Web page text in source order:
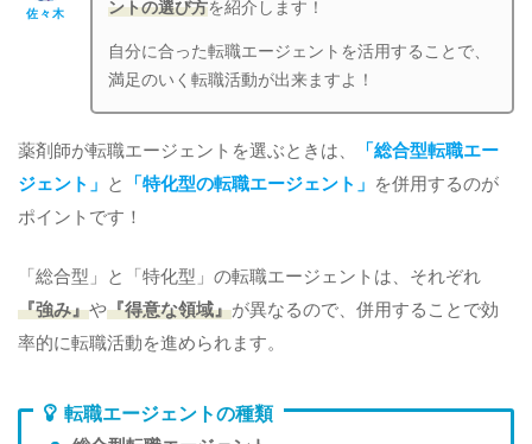
佐々木
ントの選び方を紹介します！
自分に合った転職エージェントを活用することで、
満足のいく転職活動が出来ますよ！
薬剤師が転職エージェントを選ぶときは、
「総合型転職エー
ジェント」
と 「特化型の転職エージェント」
を併用するのが
ポイントです！
「総合型」と「特化型」の転職エージェントは、それぞれ
『強み』や『得意な領域』が異なるので、併用することで効
率的に転職活動を進められます。
転職エージェントの種類